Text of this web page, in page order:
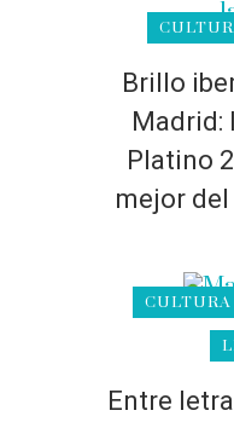
Brillo
Madrid:
Platino
mejor
CULTURA
Entre